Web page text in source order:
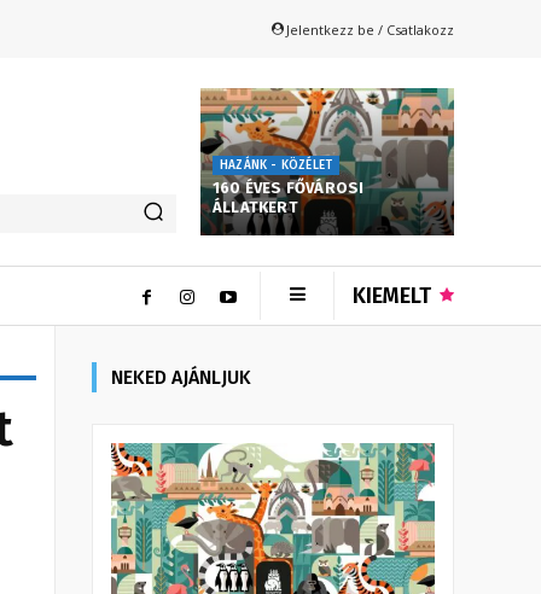
Jelentkezz be / Csatlakozz
HAZÁNK - KÖZÉLET
160 ÉVES FŐVÁROSI
ÁLLATKERT
KIEMELT
NEKED AJÁNLJUK